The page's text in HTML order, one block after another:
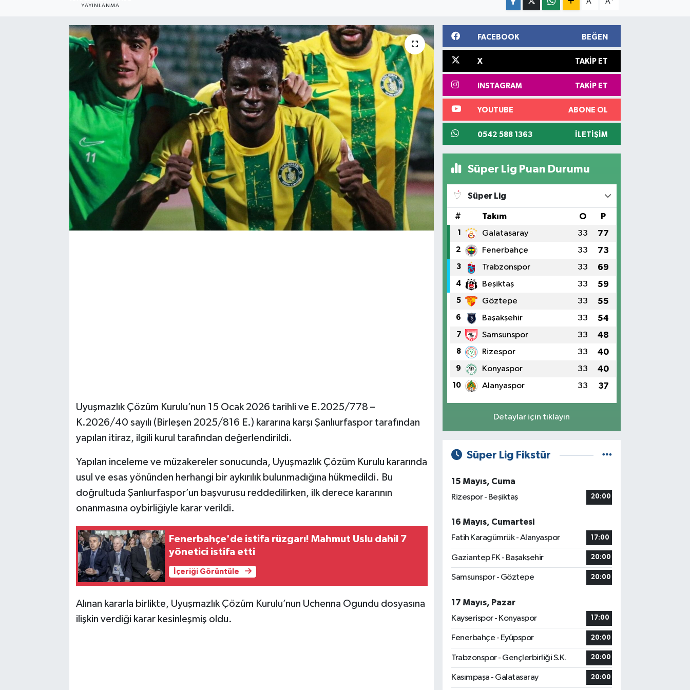
YAYINLANMA
Uyuşmazlık Çözüm Kurulu’nun 15 Ocak 2026 tarihli ve E.2025/778 –
K.2026/40 sayılı (Birleşen 2025/816 E.) kararına karşı Şanlıurfaspor tarafından
yapılan itiraz, ilgili kurul tarafından değerlendirildi.
Yapılan inceleme ve müzakereler sonucunda, Uyuşmazlık Çözüm Kurulu kararında
usul ve esas yönünden herhangi bir aykırılık bulunmadığına hükmedildi. Bu
doğrultuda Şanlıurfaspor’un başvurusu reddedilirken, ilk derece kararının
onanmasına oybirliğiyle karar verildi.
Fenerbahçe'de istifa rüzgarı! Mahmut Uslu dahil 7
yönetici istifa etti
İçeriği Görüntüle
Alınan kararla birlikte, Uyuşmazlık Çözüm Kurulu’nun Uchenna Ogundu dosyasına
ilişkin verdiği karar kesinleşmiş oldu.
FACEBOOK BEĞEN
X TAKIP ET
INSTAGRAM TAKIP ET
YOUTUBE ABONE OL
0542 588 1363 İLETIŞIM
Süper Lig Puan Durumu
Süper Lig
# Takım O P
1 Galatasaray 33 77
2 Fenerbahçe 33 73
3 Trabzonspor 33 69
4 Beşiktaş 33 59
5 Göztepe 33 55
6 Başakşehir 33 54
7 Samsunspor 33 48
8 Rizespor 33 40
9 Konyaspor 33 40
10 Alanyaspor 33 37
Detaylar için tıklayın
Süper Lig Fikstür
15 Mayıs, Cuma
Rizespor - Beşiktaş
20:00
16 Mayıs, Cumartesi
Fatih Karagümrük - Alanyaspor
17:00
Gaziantep FK - Başakşehir 20:00
Samsunspor - Göztepe 20:00
17 Mayıs, Pazar
Kayserispor - Konyaspor
17:00
Fenerbahçe - Eyüpspor 20:00
Trabzonspor - Gençlerbirliği S.K. 20:00
Kasımpaşa - Galatasaray 20:00